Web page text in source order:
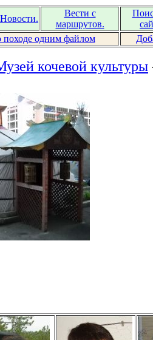
Новости.
Вести с
маршрутов.
походе одним файлом
кочевой культуры